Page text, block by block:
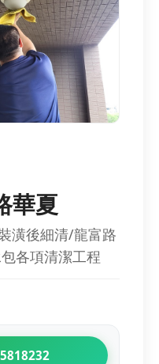
華夏
潢後細清/龍富路
各項清潔工程